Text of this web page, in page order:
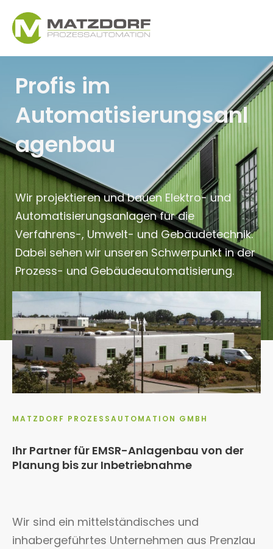
Profis im
Automatisierungsanl
agenbau
Wir projektieren und bauen Elektro- und
Automatisierungsanlagen für die
Verfahrens-, Umwelt- und Gebäudetechnik.
Dabei sehen wir unseren Schwerpunkt in der
Prozess- und Gebäudeautomatisierung.
MATZDORF PROZESSAUTOMATION GMBH
Ihr Partner für EMSR-Anlagenbau von der
Planung bis zur Inbetriebnahme
Wir sind ein mittelständisches und
inhabergeführtes Unternehmen aus Prenzlau